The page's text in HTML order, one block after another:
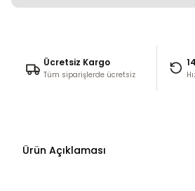
Ücretsiz Kargo
Tüm siparişlerde ücretsiz
Ürün Açıklaması